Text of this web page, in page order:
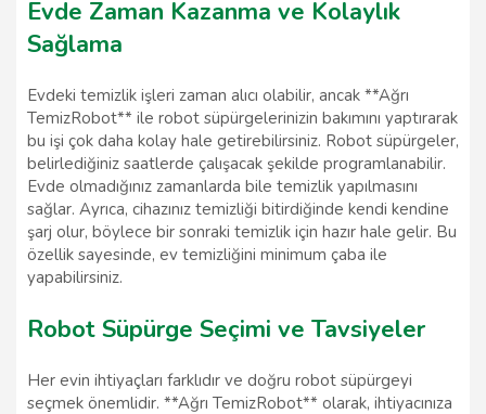
Evde Zaman Kazanma ve Kolaylık
Sağlama
Evdeki temizlik işleri zaman alıcı olabilir, ancak **Ağrı
TemizRobot** ile robot süpürgelerinizin bakımını yaptırarak
bu işi çok daha kolay hale getirebilirsiniz. Robot süpürgeler,
belirlediğiniz saatlerde çalışacak şekilde programlanabilir.
Evde olmadığınız zamanlarda bile temizlik yapılmasını
sağlar. Ayrıca, cihazınız temizliği bitirdiğinde kendi kendine
şarj olur, böylece bir sonraki temizlik için hazır hale gelir. Bu
özellik sayesinde, ev temizliğini minimum çaba ile
yapabilirsiniz.
Robot Süpürge Seçimi ve Tavsiyeler
Her evin ihtiyaçları farklıdır ve doğru robot süpürgeyi
seçmek önemlidir. **Ağrı TemizRobot** olarak, ihtiyacınıza